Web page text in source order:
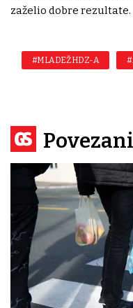
zaželio dobre rezultate.
#MLADEŽ HDZ-A